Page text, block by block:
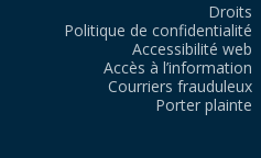
Droits
Politique de confidentialité
Accessibilité web
Accès à l’information
Courriers frauduleux
Porter plainte